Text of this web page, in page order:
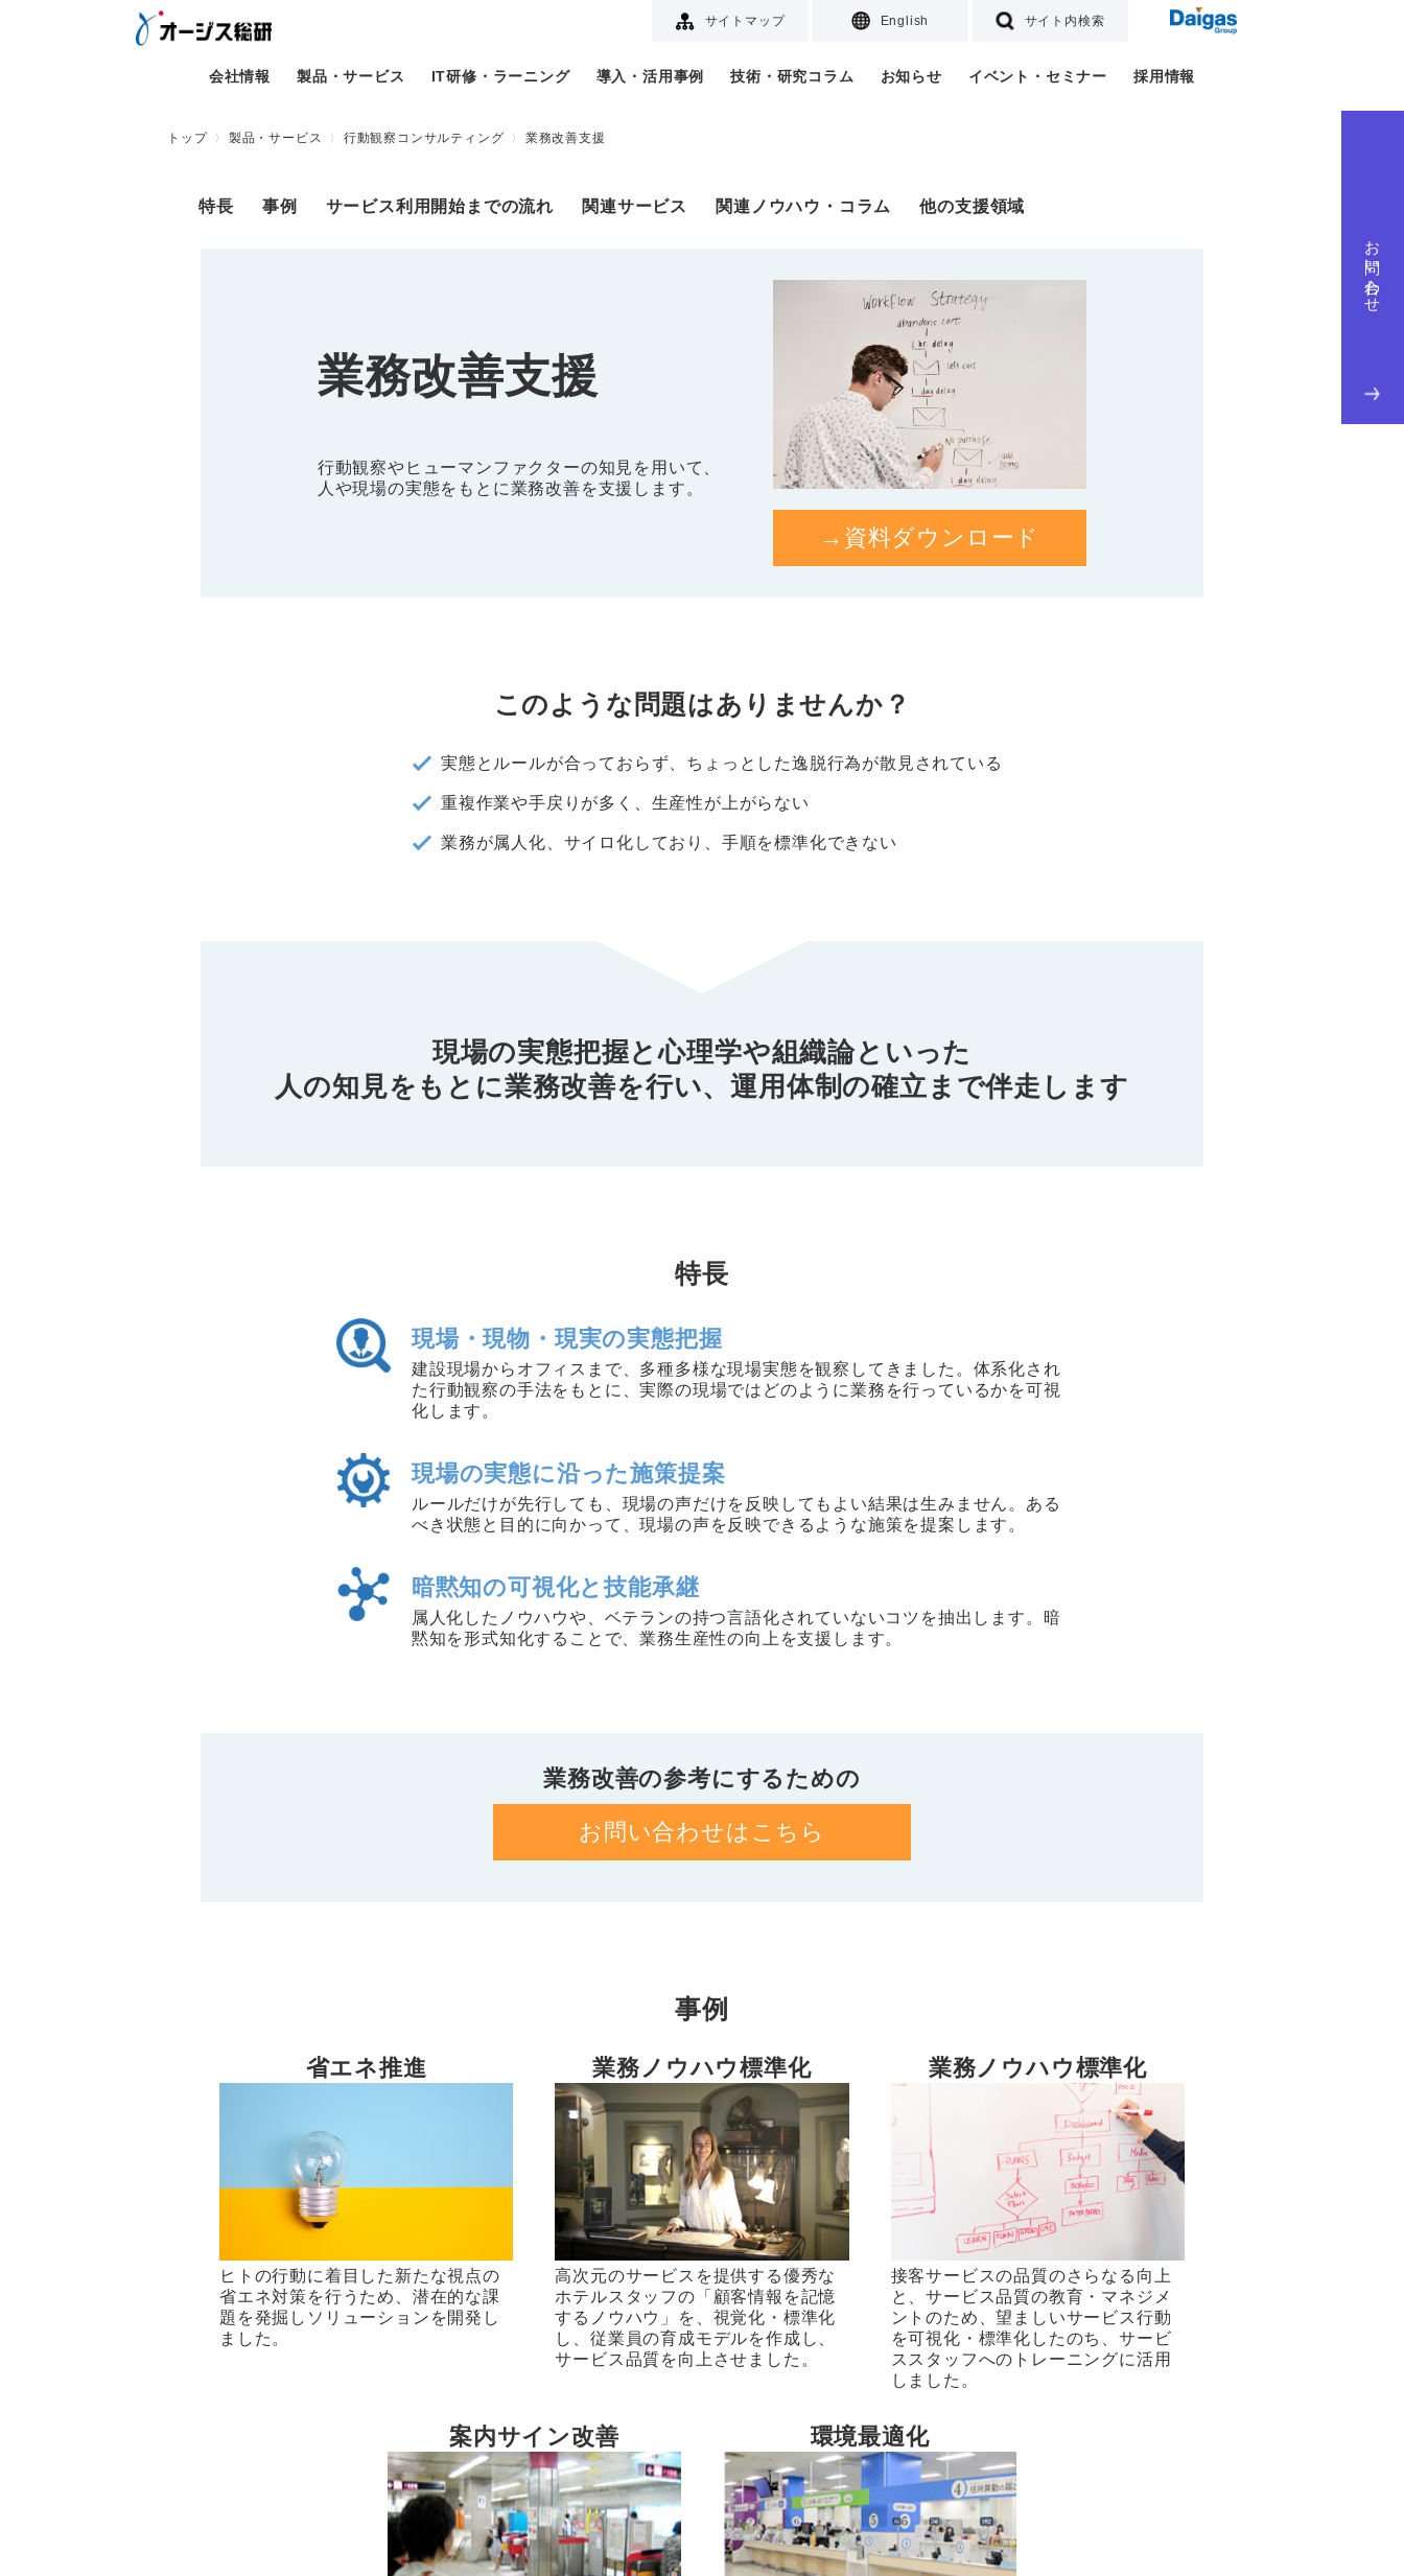
サイトマップ English サイト内検索
会社情報 製品・サービス IT研修・ラーニング 導入・活用事例 技術・研究コラム お知らせ イベント・セミナー 採用情報
お問い合わせ
トップ 製品・サービス 行動観察コンサルティング 業務改善支援
特長 事例 サービス利用開始までの流れ 関連サービス 関連ノウハウ・コラム 他の支援領域
業務改善支援
行動観察やヒューマンファクターの知見を用いて、
人や現場の実態をもとに業務改善を支援します。
→資料ダウンロード
このような問題はありませんか？
実態とルールが合っておらず、ちょっとした逸脱行為が散見されている
重複作業や手戻りが多く、生産性が上がらない
業務が属人化、サイロ化しており、手順を標準化できない
現場の実態把握と心理学や組織論といった
人の知見をもとに業務改善を行い、運用体制の確立まで伴走します
特長
現場・現物・現実の実態把握
建設現場からオフィスまで、多種多様な現場実態を観察してきました。体系化され
た行動観察の手法をもとに、実際の現場ではどのように業務を行っているかを可視
化します。
現場の実態に沿った施策提案
ルールだけが先行しても、現場の声だけを反映してもよい結果は生みません。ある
べき状態と目的に向かって、現場の声を反映できるような施策を提案します。
暗黙知の可視化と技能承継
属人化したノウハウや、ベテランの持つ言語化されていないコツを抽出します。暗
黙知を形式知化することで、業務生産性の向上を支援します。
業務改善の参考にするための
お問い合わせはこちら
事例
省エネ推進
ヒトの行動に着目した新たな視点の
省エネ対策を行うため、潜在的な課
題を発掘しソリューションを開発し
ました。
業務ノウハウ標準化
高次元のサービスを提供する優秀な
ホテルスタッフの「顧客情報を記憶
するノウハウ」を、視覚化・標準化
し、従業員の育成モデルを作成し、
サービス品質を向上させました。
業務ノウハウ標準化
接客サービスの品質のさらなる向上
と、サービス品質の教育・マネジメ
ントのため、望ましいサービス行動
を可視化・標準化したのち、サービ
ススタッフへのトレーニングに活用
しました。
案内サイン改善 環境最適化